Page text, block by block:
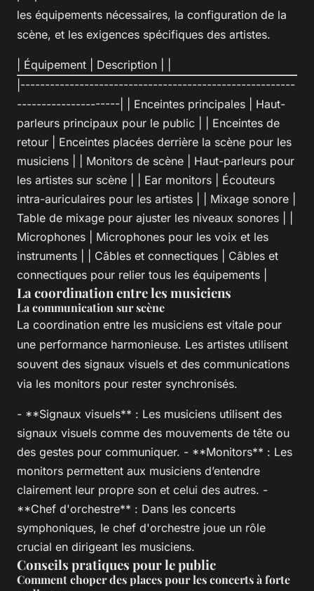
les équipements nécessaires, la configuration de la
scène, et les exigences spécifiques des artistes.
| Équipement | Description | |
|--------------------------------------------------------
---------------------| | Enceintes principales | Haut-
parleurs principaux pour le public | | Enceintes de
retour | Enceintes placées derrière la scène pour les
musiciens | | Monitors de scène | Haut-parleurs pour
les artistes sur scène | | Ear monitors | Écouteurs
intra-auriculaires pour les artistes | | Mixage sonore |
Table de mixage pour ajuster les niveaux sonores | |
Microphones | Microphones pour les voix et les
instruments | | Câbles et connectiques | Câbles et
connectiques pour relier tous les équipements |
La coordination entre les musiciens
La communication sur scène
La coordination entre les musiciens est vitale pour
une performance harmonieuse. Les artistes utilisent
souvent des signaux visuels et des communications
via les monitors pour rester synchronisés.
- **Signaux visuels** : Les musiciens utilisent des
signaux visuels comme des mouvements de tête ou
des gestes pour communiquer. - **Monitors** : Les
monitors permettent aux musiciens d’entendre
clairement leur propre son et celui des autres. -
**Chef d'orchestre** : Dans les concerts
symphoniques, le chef d'orchestre joue un rôle
crucial en dirigeant les musiciens.
Conseils pratiques pour le public
Comment choper des places pour les concerts à forte